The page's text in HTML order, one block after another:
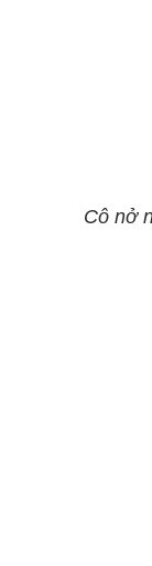
Cô nở